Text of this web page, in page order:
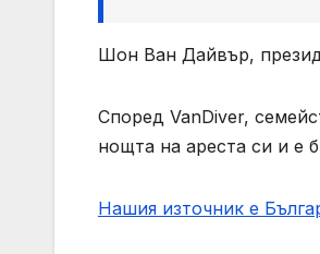
Шон Ван Дайвър,
Според VanDiver,
нощта на ареста си и е
Нашия източник е